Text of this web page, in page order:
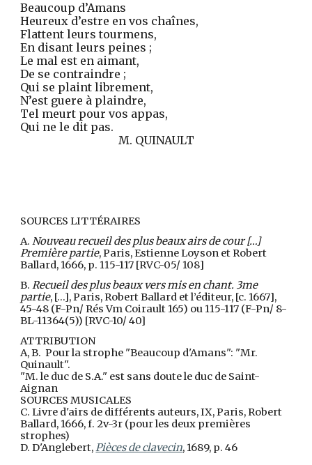
Beaucoup d’Amans
Heureux d’estre en vos chaînes,
Flattent leurs tourmens,
En disant leurs peines ;
Le mal est en aimant,
De se contraindre ;
Qui se plaint librement,
N’est guere à plaindre,
Tel meurt pour vos appas,
Qui ne le dit pas.
M. QUINAULT
SOURCES LITTÉRAIRES
A.Nouveau recueil des plus beaux airs de cour […]
Première partie, Paris, Estienne Loyson et Robert
Ballard, 1666, p. 115-117 [RVC-05/ 108]
B.Recueil des plus beaux vers mis en chant. 3me
partie, […], Paris, Robert Ballard et l’éditeur, [c. 1667],
45-48 (F-Pn/ Rés Vm Coirault 165) ou 115-117 (F-Pn/ 8-
BL-11364(5)) [RVC-10/ 40]
ATTRIBUTION
A, B. Pour la strophe "Beaucoup d'Amans": "Mr.
Quinault".
"M. le duc de S.A." est sans doute le duc de Saint-
Aignan
SOURCES MUSICALES
C. Livre d'airs de différents auteurs, IX, Paris, Robert
Ballard, 1666, f. 2v-3r (pour les deux premières
strophes)
D. D'Anglebert,Pièces de clavecin, 1689, p. 46